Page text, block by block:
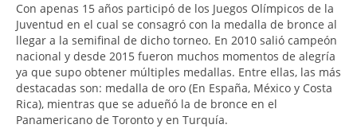
Con apenas 15 años participó de los Juegos Olímpicos de la
Juventud en el cual se consagró con la medalla de bronce al
llegar a la semifinal de dicho torneo. En 2010 salió campeón
nacional y desde 2015 fueron muchos momentos de alegría
ya que supo obtener múltiples medallas. Entre ellas, las más
destacadas son: medalla de oro (En España, México y Costa
Rica), mientras que se adueñó la de bronce en el
Panamericano de Toronto y en Turquía.